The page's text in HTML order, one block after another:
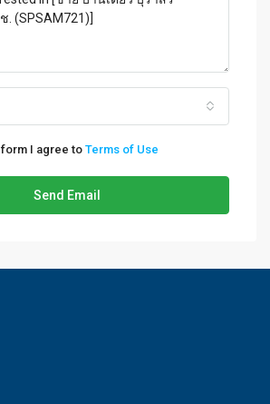
form I agree to Terms of Use
Send Email